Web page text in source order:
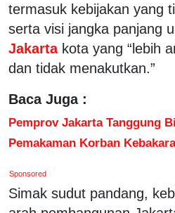
termasuk kebijakan yang
serta visi jangka panjang
Jakarta kota yang “lebih
dan tidak menakutkan.”
Baca Juga :
Pemprov Jakarta Tanggung
Pemakaman Korban
Sponsored
Simak sudut pandang,